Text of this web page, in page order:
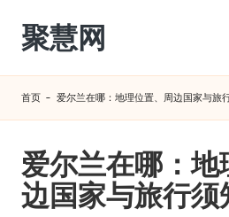
Skip
content
聚慧网
首页 - 爱尔兰在哪：地理位置、周边国家与旅
爱尔兰在哪：地
边国家与旅行须